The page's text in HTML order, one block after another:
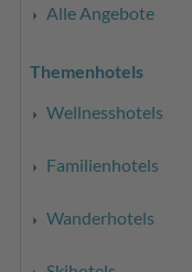
Alle Angebote
Themenhotels
Wellnesshotels
Familienhotels
Wanderhotels